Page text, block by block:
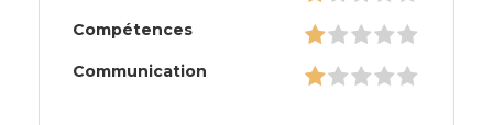
Compétences
Communication